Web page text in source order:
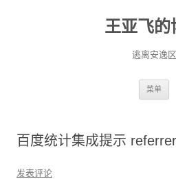
王亚飞的
逃离安逸区
菜单
百度统计集成提示
发表评论